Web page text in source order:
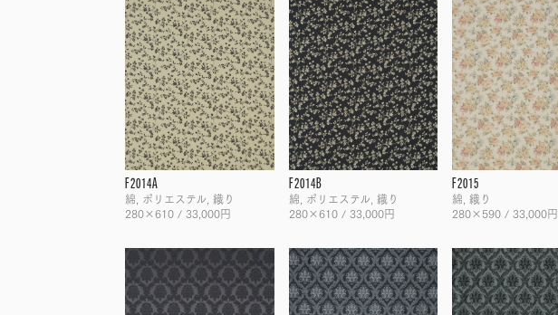
F2014A
綿, ポリエステル, 織り
280×610 / 33,000円
F2014B
綿, ポリエステル, 織り
280×610 / 33,000円
F2015
綿, 織り
280×590 / 33,000円